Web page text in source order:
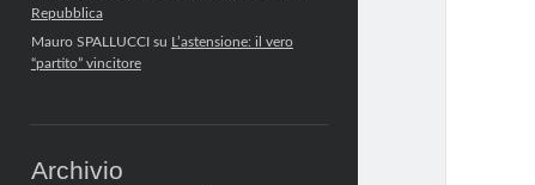
Repubblica
Mauro SPALLUCCIsu L’astensione: il vero
“partito” vincitore
Archivio